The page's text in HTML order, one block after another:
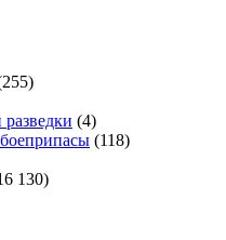
разведки (4)
(118)
130)